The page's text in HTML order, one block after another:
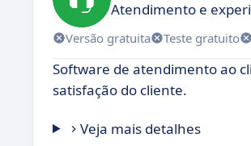
Atendimento e
Versão gratuita Teste gratuito
Software de atendimento ao
satisfação do cliente.
Veja mais detalhes